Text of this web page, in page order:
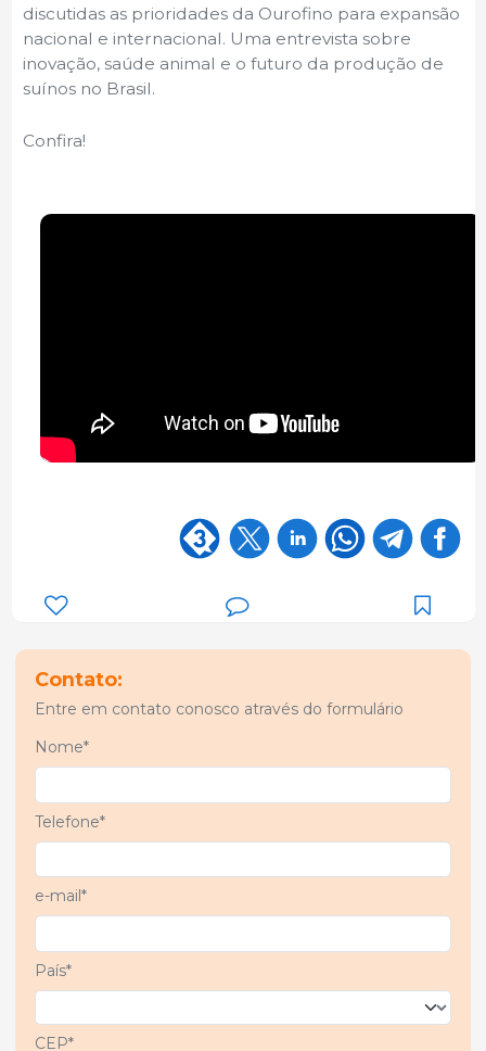
discutidas as prioridades da Ourofino para expansão
nacional e internacional. Uma entrevista sobre
inovação, saúde animal e o futuro da produção de
suínos no Brasil.
Confira!
Contato:
Entre em contato conosco através do formulário
Nome*
Telefone*
e-mail*
País*
CEP*